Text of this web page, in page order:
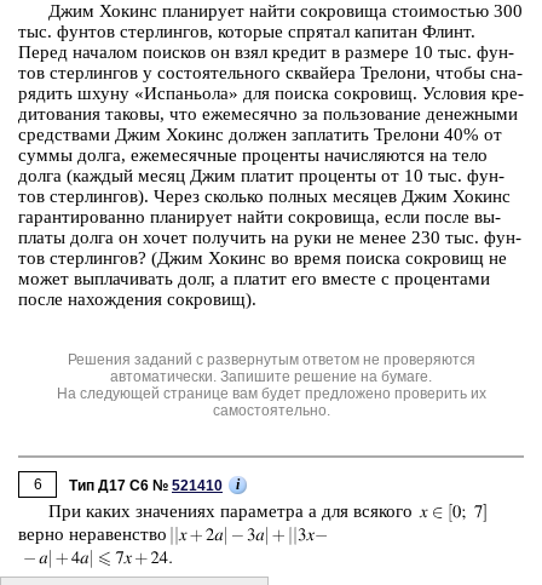
Джим Хокинс пла­ни­ру­ет найти со­кро­ви­ща сто­и­мо­стью 300
тыс. фун­тов стер­лин­гов, ко­то­рые спря­тал ка­пи­тан Флинт.
Перед на­ча­лом по­ис­ков он взял кре­дит в раз­ме­ре 10 тыс. фун­
тов стер­лин­гов у со­сто­я­тель­но­го сквай­е­ра Тре­ло­ни, чтобы сна­
ря­дить шхуну «Ис­па­ньо­ла» для по­ис­ка со­кро­вищ. Усло­вия кре­
ди­то­ва­ния та­ко­вы, что еже­ме­сяч­но за поль­зо­ва­ние де­неж­ны­ми
сред­ства­ми Джим Хокинс дол­жен за­пла­тить Тре­ло­ни 40% от
суммы долга, еже­ме­сяч­ные про­цен­ты на­чис­ля­ют­ся на тело
долга (каж­дый месяц Джим пла­тит про­цен­ты от 10 тыс. фун­
тов стер­лин­гов). Через сколь­ко пол­ных ме­ся­цев Джим Хокинс
га­ран­ти­ро­ван­но пла­ни­ру­ет найти со­кро­ви­ща, если после вы­
пла­ты долга он хочет по­лу­чить на руки не менее 230 тыс. фун­
тов стер­лин­гов? (Джим Хокинс во время по­ис­ка со­кро­вищ не
может вы­пла­чи­вать долг, а пла­тит его вме­сте с про­цен­та­ми
после на­хож­де­ния со­кро­вищ).
Решения заданий с развернутым ответом не проверяются
автоматически. Запишите решение на бумаге.
На следующей странице вам будет предложено проверить их
самостоятельно.
6 Тип Д17 C6 № 521410 i
При каких зна­че­ни­ях па­ра­мет­ра a для вся­ко­го
верно не­ра­вен­ство